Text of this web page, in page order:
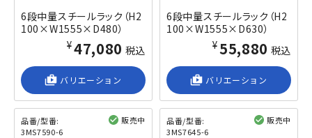
6段中量スチールラック（H2
100×W1555×D480）
¥47,080 税込
shop_2 バリエーション
6段中量スチールラック（H2
100×W1555×D630）
¥55,880 税込
shop_2 バリエーション
品番/型番:
3MS7590-6
販売中
品番/型番:
3MS7645-6
販売中